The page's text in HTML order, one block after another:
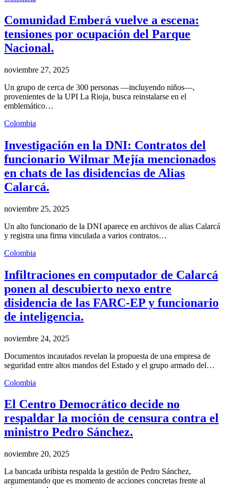
Comunidad Emberá vuelve a escena:
tensiones por ocupación del Parque
Nacional.
noviembre 27, 2025
Un grupo de cerca de 300 personas —incluyendo niños—,
provenientes de la UPI La Rioja, busca reinstalarse en el
emblemático…
Colombia
Investigación en la DNI: Contratos del
funcionario Wilmar Mejía mencionados
en chats de las disidencias de Alias
Calarcá.
noviembre 25, 2025
Un alto funcionario de la DNI aparece en archivos de alias Calarcá
y registra una firma vinculada a varios contratos…
Colombia
Infiltraciones en computador de Calarcá
ponen al descubierto nexo entre
disidencia de las FARC-EP y funcionario
de inteligencia.
noviembre 24, 2025
Documentos incautados revelan la propuesta de una empresa de
seguridad entre altos mandos del Estado y el grupo armado del…
Colombia
El Centro Democrático decide no
respaldar la moción de censura contra el
ministro Pedro Sánchez.
noviembre 20, 2025
La bancada uribista respalda la gestión de Pedro Sánchez,
argumentando que es momento de acciones concretas frente al